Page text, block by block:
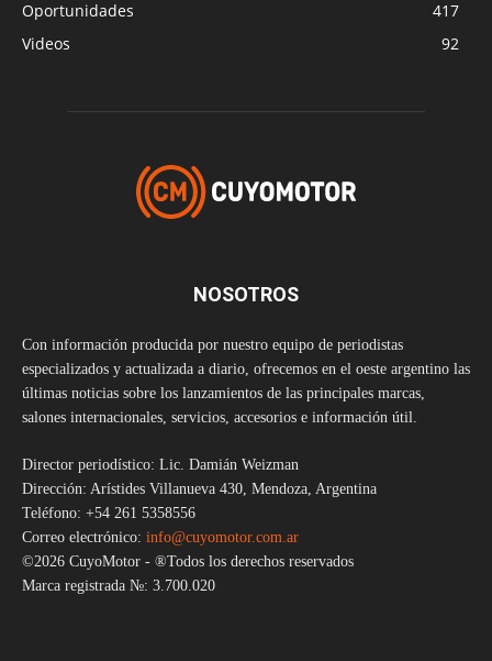
Oportunidades
417
Videos
92
NOSOTROS
Con información producida por nuestro equipo de periodistas
especializados y actualizada a diario, ofrecemos en el oeste argentino las
últimas noticias sobre los lanzamientos de las principales marcas,
salones internacionales, servicios, accesorios e información útil.
Director periodístico: Lic. Damián Weizman
Dirección: Arístides Villanueva 430, Mendoza, Argentina
Teléfono: +54 261 5358556
Correo electrónico: info@cuyomotor.com.ar
©2026 CuyoMotor - ®Todos los derechos reservados
Marca registrada №: 3.700.020